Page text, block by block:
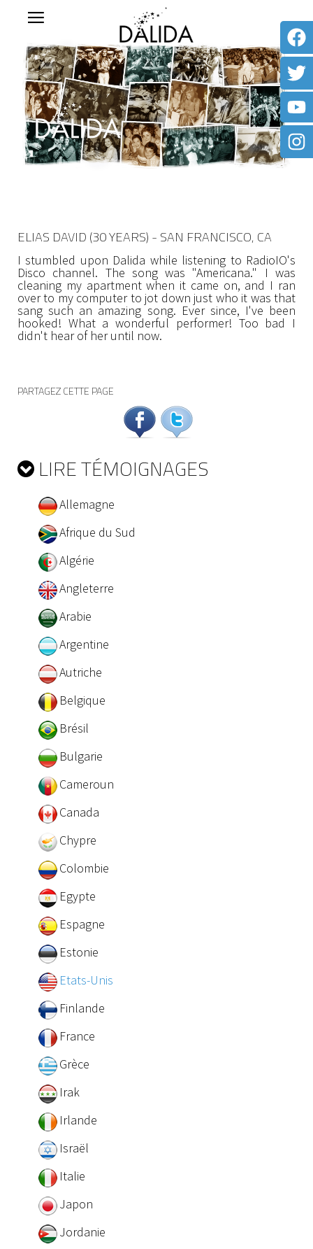
ELIAS DAVID (30 YEARS) - SAN FRANCISCO, CA
I stumbled upon Dalida while listening to RadioIO's
Disco channel. The song was "Americana." I was
cleaning my apartment when it came on, and I ran
over to my computer to jot down just who it was that
sang such an amazing song. Ever since, I've been
hooked! What a wonderful performer! Too bad I
didn't hear of her until now.
PARTAGEZ CETTE PAGE
LIRE TÉMOIGNAGES
Allemagne
Afrique du Sud
Algérie
Angleterre
Arabie
Argentine
Autriche
Belgique
Brésil
Bulgarie
Cameroun
Canada
Chypre
Colombie
Egypte
Espagne
Estonie
Etats-Unis
Finlande
France
Grèce
Irak
Irlande
Israël
Italie
Japon
Jordanie